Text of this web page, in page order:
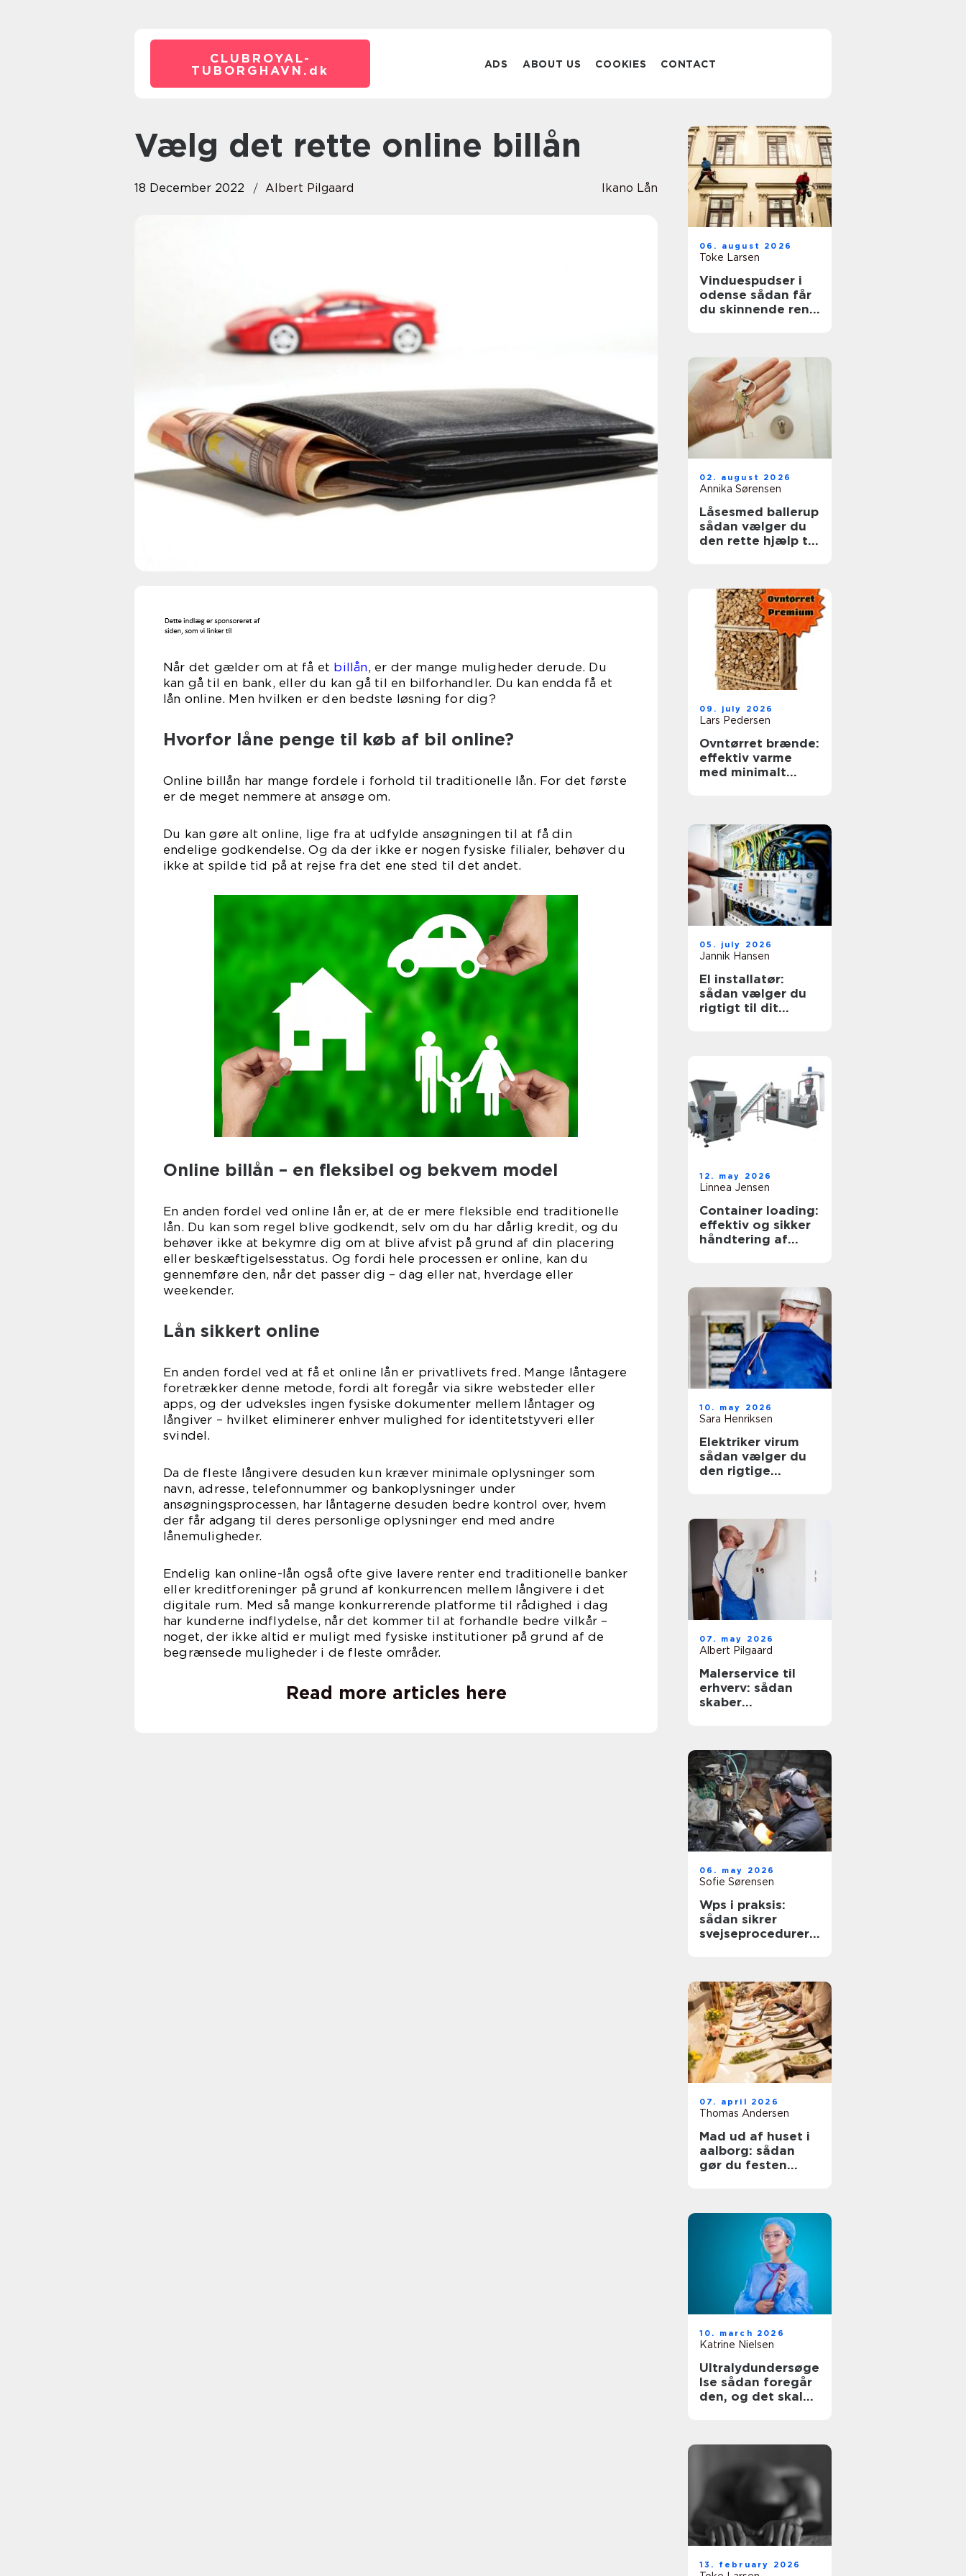
CLUBROYAL-
TUBORGHAVN. dk ADS ABOUT US COOKIES CONTACT
Vælg det rette online billån
18 December 2022 Albert Pilgaard Ikano Lån
Når det gælder om at få et billån, er der mange muligheder derude. Du
kan gå til en bank, eller du kan gå til en bilforhandler. Du kan endda få et
lån online. Men hvilken er den bedste løsning for dig?
Hvorfor låne penge til køb af bil online?
Online billån har mange fordele i forhold til traditionelle lån. For det første
er de meget nemmere at ansøge om.
Du kan gøre alt online, lige fra at udfylde ansøgningen til at få din
endelige godkendelse. Og da der ikke er nogen fysiske filialer, behøver du
ikke at spilde tid på at rejse fra det ene sted til det andet.
Online billån – en fleksibel og bekvem model
En anden fordel ved online lån er, at de er mere fleksible end traditionelle
lån. Du kan som regel blive godkendt, selv om du har dårlig kredit, og du
behøver ikke at bekymre dig om at blive afvist på grund af din placering
eller beskæftigelsesstatus. Og fordi hele processen er online, kan du
gennemføre den, når det passer dig – dag eller nat, hverdage eller
weekender.
Lån sikkert online
En anden fordel ved at få et online lån er privatlivets fred. Mange låntagere
foretrækker denne metode, fordi alt foregår via sikre websteder eller
apps, og der udveksles ingen fysiske dokumenter mellem låntager og
långiver – hvilket eliminerer enhver mulighed for identitetstyveri eller
svindel.
Da de fleste långivere desuden kun kræver minimale oplysninger som
navn, adresse, telefonnummer og bankoplysninger under
ansøgningsprocessen, har låntagerne desuden bedre kontrol over, hvem
der får adgang til deres personlige oplysninger end med andre
lånemuligheder.
Endelig kan online-lån også ofte give lavere renter end traditionelle banker
eller kreditforeninger på grund af konkurrencen mellem långivere i det
digitale rum. Med så mange konkurrerende platforme til rådighed i dag
har kunderne indflydelse, når det kommer til at forhandle bedre vilkår –
noget, der ikke altid er muligt med fysiske institutioner på grund af de
begrænsede muligheder i de fleste områder.
Read more articles here
06. august 2026
Toke Larsen
Vinduespudser i
odense sådan får
du skinnende rene
02. august 2026
Annika Sørensen
Låsesmed ballerup
sådan vælger du
den rette hjælp til
09. july 2026
Lars Pedersen
Ovntørret brænde:
effektiv varme
med minimalt
05. july 2026
Jannik Hansen
El installatør:
sådan vælger du
rigtigt til dit
12. may 2026
Linnea Jensen
Container loading:
effektiv og sikker
håndtering af
10. may 2026
Sara Henriksen
Elektriker virum
sådan vælger du
den rigtige
07. may 2026
Albert Pilgaard
Malerservice til
erhverv: sådan
skaber
virksomheder
06. may 2026
Sofie Sørensen
Wps i praksis:
sådan sikrer
svejseprocedurer
07. april 2026
Thomas Andersen
Mad ud af huset i
aalborg: sådan
gør du festen
10. march 2026
Katrine Nielsen
Ultralydundersøge
lse sådan foregår
den, og det skal
13. february 2026